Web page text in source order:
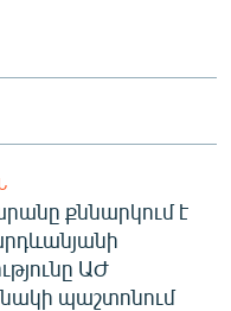
քննարկում է
ԱԺ
պաշտոնում